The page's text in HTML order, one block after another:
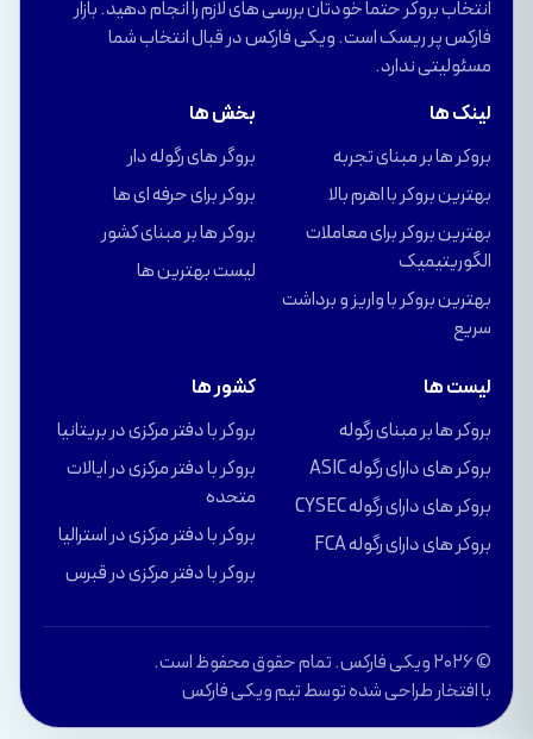
انتخاب بروکر حتما خودتان بررسی های لازم را انجام دهید. بازار
فارکس پر ریسک است. ویکی فارکس در قبال انتخاب شما
مسئولیتی ندارد.
لینک ها
بروکر ها بر مبنای تجربه
بهترین بروکر با اهرم بالا
بهترین بروکر برای معاملات
الگوریتیمیک
بهترین بروکر با واریز و برداشت
سریع
بخش ها
بروگر های رگوله دار
بروکر برای حرفه ای ها
بروکر ها بر مبنای کشور
لیست بهترین ها
لیست ها
بروکر ها بر مبنای رگوله
بروکر های دارای رگوله ASIC
بروکر های دارای رگوله CYSEC
بروکر های دارای رگوله FCA
کشور ها
بروکر با دفتر مرکزی در بریتانیا
بروکر با دفتر مرکزی در ایالات
متحده
بروکر با دفتر مرکزی در استرالیا
بروکر با دفتر مرکزی در قبرس
© 2026 ویکی فارکس. تمام حقوق محفوظ است.
با افتخار طراحی شده توسط تیم ویکی فارکس